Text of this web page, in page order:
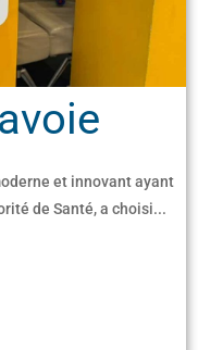
et innovant ayant
de Santé, a choisi...